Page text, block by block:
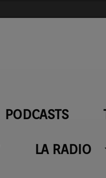
PODCASTS
LA RADIO